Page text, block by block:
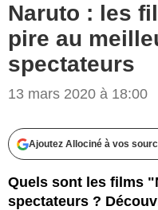
Naruto : les
pire au
spectateurs
13 mars 2020 à 18:00
Ajoutez Allociné à vos
Quels sont les films
spectateurs ?